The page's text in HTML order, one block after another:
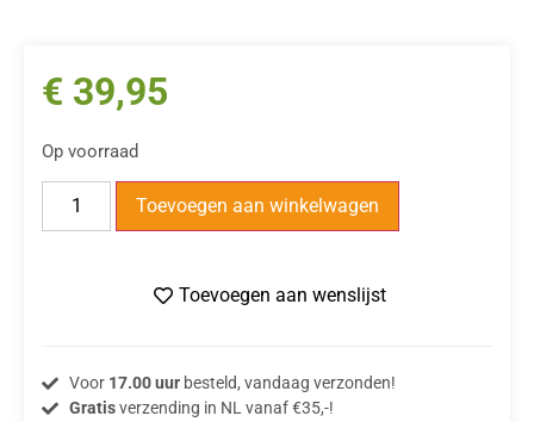
€ 39,95
Op voorraad
Toevoegen aan winkelwagen
Toevoegen aan wenslijst
Voor 17.00 uurbesteld, vandaag verzonden!
Gratisverzending in NL vanaf €35,-!